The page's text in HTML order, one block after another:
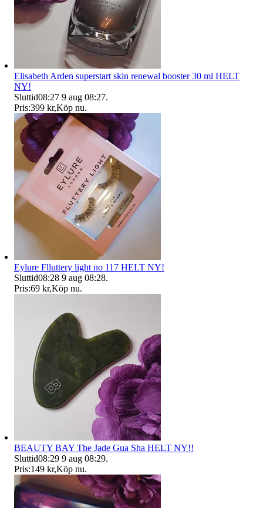
Elisabeth Arden superstart skin renewal booster 30 ml HELT
NY!
Sluttid08:27 9 aug 08:27.
Pris:399 kr,Köp nu.
Eylure Flluttery light no 117 HELT NY!
Sluttid08:28 9 aug 08:28.
Pris:69 kr,Köp nu.
BEAUTY BAY The Jade Gua Sha HELT NY!!
Sluttid08:29 9 aug 08:29.
Pris:149 kr,Köp nu.